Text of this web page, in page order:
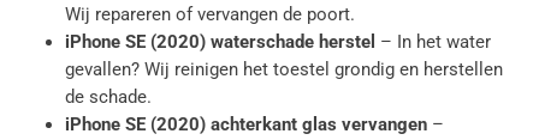
Wij repareren of vervangen de poort.
iPhone SE (2020) waterschade herstel – In het water
gevallen? Wij reinigen het toestel grondig en herstellen
de schade.
iPhone SE (2020) achterkant glas vervangen–